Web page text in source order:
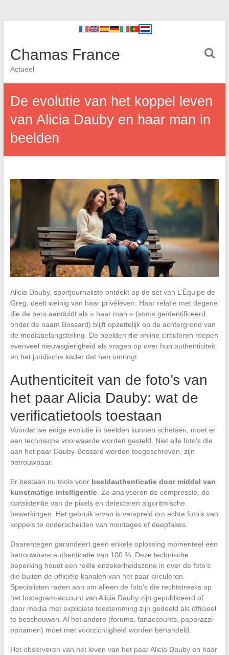
Chamas France
Actueel
De evolutie van het koppel leven
van Alicia Dauby en haar man in
beelden
Alicia Dauby, sportjournaliste ontdekt op de set van L’Équipe de
Greg, deelt weinig van haar privéleven. Haar relatie met degene
die de pers aanduidt als « haar man » (soms geïdentificeerd
onder de naam Bossard) blijft opzettelijk op de achtergrond van
de mediabelangstelling. De beelden die online circuleren roepen
evenveel nieuwsgierigheid als vragen op over hun authenticiteit
en het juridische kader dat hen omringt.
Authenticiteit van de foto’s van
het paar Alicia Dauby: wat de
verificatietools toestaan
Voordat we enige evolutie in beelden kunnen schetsen, moet er
een technische voorwaarde worden gesteld. Niet alle foto’s die
aan het paar Dauby-Bossard worden toegeschreven, zijn
betrouwbaar.
Er bestaan nu tools voor beeldauthenticatie door middel van
kunstmatige intelligentie. Ze analyseren de compressie, de
consistentie van de pixels en detecteren algoritmische
bewerkingen. Het gebruik ervan is verspreid om echte foto’s van
koppels te onderscheiden van montages of deepfakes.
Daarentegen garandeert geen enkele oplossing momenteel een
betrouwbare authenticatie van 100 %. Deze technische
beperking houdt een reële onzekerheidszone in over de foto’s
die buiten de officiële kanalen van het paar circuleren.
Specialisten raden aan om alleen de foto’s die rechtstreeks op
het Instagram-account van Alicia Dauby zijn gepubliceerd of
door media met expliciete toestemming zijn gedeeld als officieel
te beschouwen. Al het andere (forums, fanaccounts, paparazzi-
opnamen) moet met voorzichtigheid worden behandeld.
Het observeren van het leven van het paar Alicia Dauby en haar